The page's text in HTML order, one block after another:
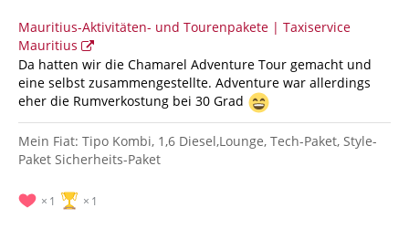
Mauritius-Aktivitäten- und Tourenpakete | Taxiservice
Mauritius
Da hatten wir die Chamarel Adventure Tour gemacht und
eine selbst zusammengestellte. Adventure war allerdings
eher die Rumverkostung bei 30 Grad
Mein Fiat: Tipo Kombi, 1,6 Diesel,Lounge, Tech-Paket, Style-
Paket Sicherheits-Paket
1 1